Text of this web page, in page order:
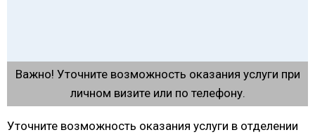
Важно! Уточните возможность оказания услуги при
личном визите или по телефону.
Уточните возможность оказания услуги в отделении